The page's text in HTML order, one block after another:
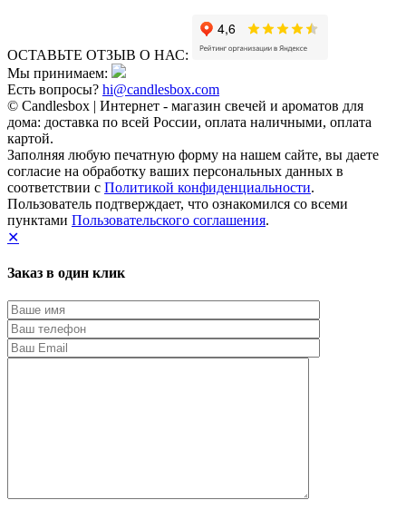
ОСТАВЬТЕ ОТЗЫВ О НАС:
Мы принимаем:
Есть вопросы? hi@candlesbox.com
© Candlesbox | Интернет - магазин свечей и ароматов для
дома: доставка по всей России, оплата наличными, оплата
картой.
Заполняя любую печатную форму на нашем сайте, вы даете
согласие на обработку ваших персональных данных в
соответствии с Политикой конфиденциальности.
Пользователь подтверждает, что ознакомился со всеми
пунктами Пользовательского соглашения.
✕
Заказ в один клик